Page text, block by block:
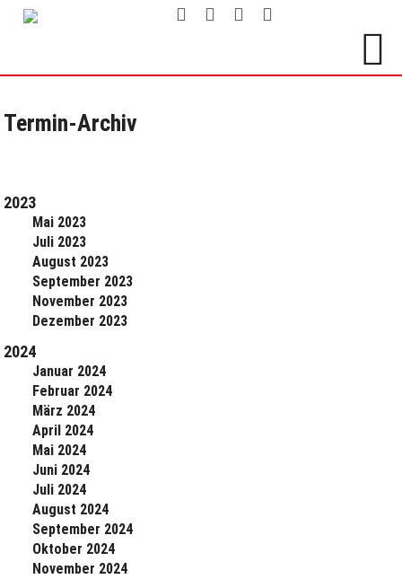
Termin-Archiv
2023
Mai 2023
Juli 2023
August 2023
September 2023
November 2023
Dezember 2023
2024
Januar 2024
Februar 2024
März 2024
April 2024
Mai 2024
Juni 2024
Juli 2024
August 2024
September 2024
Oktober 2024
November 2024